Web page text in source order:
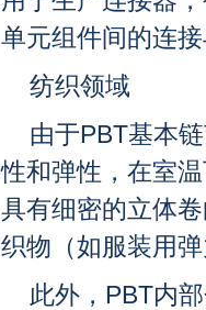
单元组件间的连
纺织领域
由于PBT基本
性和弹性，在室
具有细密的立体
织物（如服装用
此外，PBT内